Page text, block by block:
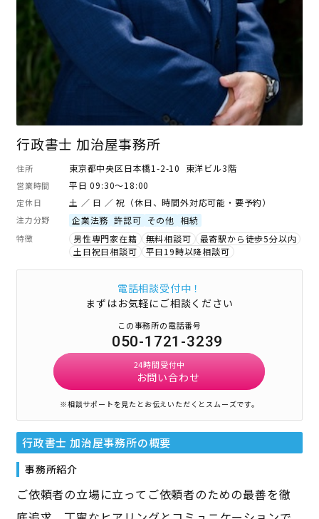
行政書士 加治屋事務所
住所 東京都中央区日本橋1-2-10 東洋ビル3階
営業時間 平日 09:30～18:00
定休日 土 ／ 日 ／ 祝（休日、時間外対応可能・要予約）
注力分野 企業法務 許認可 その他 相続
特徴 男性専門家在籍 無料相談可
最寄駅から徒歩5分以内
土日祝日相談可
平日19時以降相談可
電話相談受付中！
まずはお気軽にご相談ください
この事務所の電話番号
050-1721-3239
24時間受付中
お問い合わせ
※相談サポートを見たとお伝えいただくとスムーズです。
行政書士 加治屋事務所の概要
事務所紹介
ご依頼者の立場に立ってご依頼者のための最善を徹